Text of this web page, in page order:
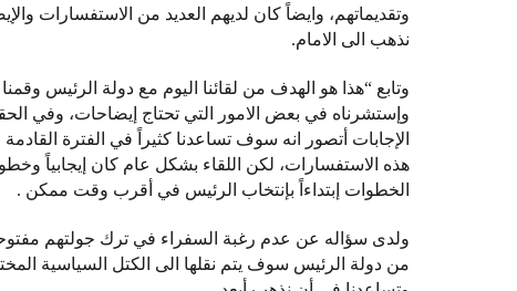
وتقديماتهم، وايضاً كان لديهم العديد من الاستفسارات
نذهب الى الامام.
وتابع “هذا هو الهدف من لقائنا اليوم مع دولة الرئيس
وإستشرناه في بعض الامور التي تحتاج إيضاحات، وفي
الإجابات أتصور انه سوف تساعدنا كثيراً في الفترة
هذه الاستفسارات، لكن اللقاء بشكل عام كان إيجابياً
الخطوات إبتداءاً بإنتخاب الرئيس في أقرب وقت ممكن .
ولدى سؤاله عن عدم رغبة السفراء في ترك جولتهم
من دولة الرئيس سوف يتم نقلها الى الكتل السياسية